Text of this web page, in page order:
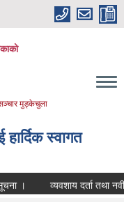
सञ्चार मुड्केचुला
स्वागत
व्यवशाय दर्ता तथा नवीकरण